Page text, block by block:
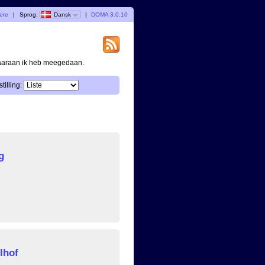
| Sprog: Dansk | DOMA 3.0.10
ik heb meegedaan.